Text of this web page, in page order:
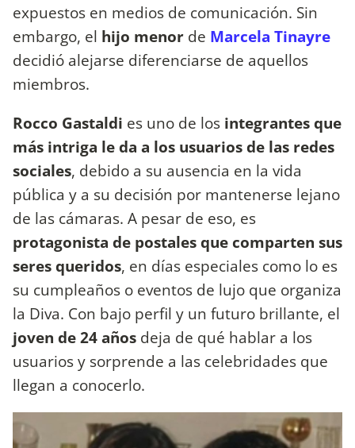
expuestos en medios de comunicación. Sin
embargo, el hijo menor de Marcela Tinayre
decidió alejarse diferenciarse de aquellos
miembros.
Rocco Gastaldi es uno de los integrantes que
más intriga le da a los usuarios de las redes
sociales, debido a su ausencia en la vida
pública y a su decisión por mantenerse lejano
de las cámaras. A pesar de eso, es
protagonista de postales que comparten sus
seres queridos, en días especiales como lo es
su cumpleaños o eventos de lujo que organiza
la Diva. Con bajo perfil y un futuro brillante, el
joven de 24 años deja de qué hablar a los
usuarios y sorprende a las celebridades que
llegan a conocerlo.